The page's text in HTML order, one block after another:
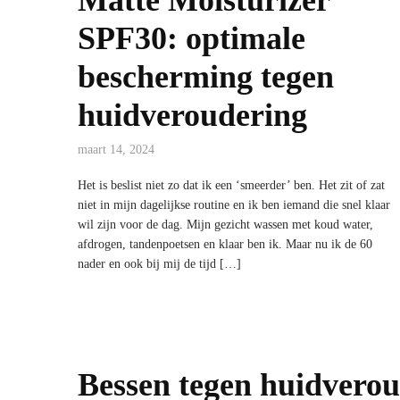
SPF30: optimale
bescherming tegen
huidveroudering
maart 14, 2024
Het is beslist niet zo dat ik een ‘smeerder’ ben. Het zit of zat
niet in mijn dagelijkse routine en ik ben iemand die snel klaar
wil zijn voor de dag. Mijn gezicht wassen met koud water,
afdrogen, tandenpoetsen en klaar ben ik. Maar nu ik de 60
nader en ook bij mij de tijd […]
Bessen tegen